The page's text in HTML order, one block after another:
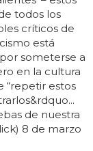
todos los
críticos de
está
someterse a
en la cultura
“repetir estos
de nuestra
8 de marzo